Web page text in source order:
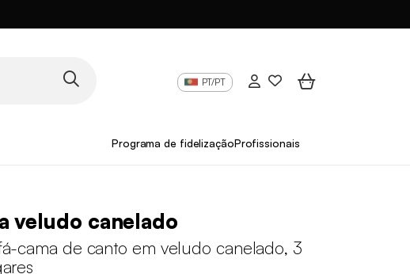
PT/PT
Programa de fidelizaçãoProfissionais
veludo canelado
cama de canto em veludo canelado, 3